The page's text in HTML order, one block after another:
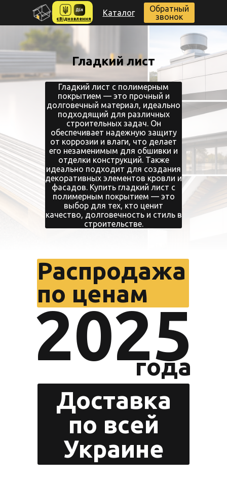
Zero
Каталог
create your
Обратный
звонок
єВідновлення
Гладкий лист
Гладкий лист с полимерным
покрытием — это прочный и
долговечный материал, идеально
подходящий для различных
строительных задач. Он
обеспечивает надежную защиту
от коррозии и влаги, что делает
его незаменимым для обшивки и
отделки конструкций. Также
идеально подходит для создания
декоративных элементов кровли и
фасадов. Купить гладкий лист с
полимерным покрытием — это
выбор для тех, кто ценит
качество, долговечность и стиль в
строительстве.
Распродажа
по ценам
Доставка
по всей
Украине
2025
года